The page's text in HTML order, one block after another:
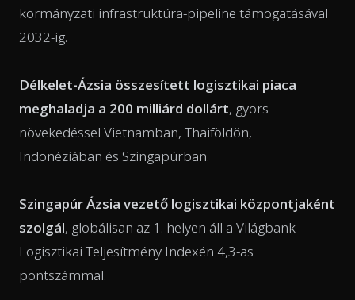
kormányzati infrastruktúra-pipeline támogatásával
2032-ig.
Délkelet-Ázsia összesített logisztikai piaca
meghaladja a 200 milliárd dollárt, gyors
növekedéssel Vietnamban, Thaiföldön,
Indonéziában és Szingapúrban.
Szingapúr Ázsia vezető logisztikai központjaként
szolgál, globálisan az 1. helyen áll a Világbank
Logisztikai Teljesítmény Indexén 4,3-as
pontszámmal.